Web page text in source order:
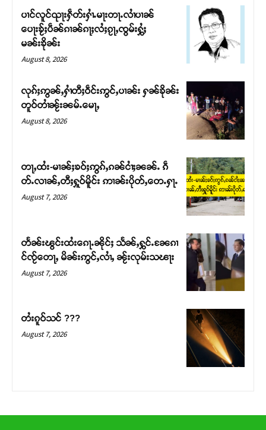
တႃႇႁႂ်ႈသဵင်ၵၢင်ၸႂ်ၵူၼ်းမိူင်း ၵူႈတီႈၵူႈလႅၼ်ပေႃးတေၸွ
တ်ႇ တူဝ်ႈလုမ်ႈၾႃႉၼၼ်ႉ ၶဝ်ႈႁူမ်ႈၵမ်ႉထႅမ် ၸုမ်းၶၢ
ဝ်ႇၽူႈတွႆႇႁွၵ်ႈ လႆႈယူႇၶႃႈဢေႃႈ။
ပၢင်လူင်ၺႃးႁဵတ်းႁၢႆႉမႃးတႃႉလၢႆပၢၼ် ​​
ပေႃးၶႂ်ႈပဵၼ်ၵၢၼ်ၵႃႈလႆႈၵႂႃႇၸွမ်းႁွႆႈ
မၼ်းၶိုၼ်း
August 8, 2026
လုၵ်ႈဢွၼ်ႇႁၢႆတီႈဝဵင်းဢွင်ႇပၢၼ်း ႁၼ်ၶိုၼ်း
တူဝ်တၢႆၼႂ်းၼမ်ႉမေႃႇ
August 8, 2026
တႃႇထႆး-မၢၼ်ႈၶဝ်ႈဢွၵ်ႇၵၼ်ငၢႆႈၼၼ်ႉ ၵဵ
တ်ႉလၢၼ်ႇတီႈႁူဝ်မိူင်း ဢၢၼ်းပိုတ်ႇတေႉႁႃႉ
August 7, 2026
တႅၼ်းၽွင်းထႆးၵေႃႉၼိုင်ႈ သႅၼ်ႇႁွင်ႉၼႄၵၢ
င်ၸႂ်တေႃႇ မိၼ်းဢွင်ႇလၢႆႇ ၼႂ်းလုမ်းသၽႃး
August 7, 2026
တႆးၵူဝ်သင် ???
August 7, 2026